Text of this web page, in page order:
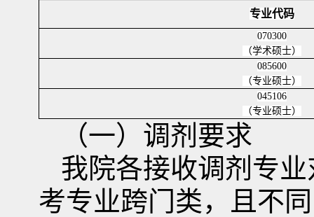
专业代码
070300
（学术硕士）
085600
（专业硕士）
045106
（专业硕士）
（一）调剂要求
我院各接收调剂专
考专业跨门类，且不